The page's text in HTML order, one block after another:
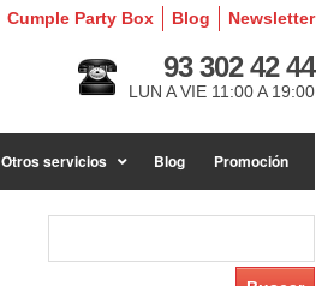
Newsletter
Blog
Cumple Party Box
93 302 42 44
LUN A VIE 11:00 A 19:00
Otros servicios Blog Promoción